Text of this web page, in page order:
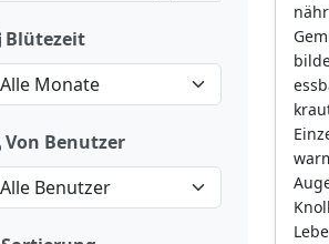
die Fruchtfarbe)
dunkler Basalfleck
dunkleres Auge
gelb(216)
Blütezeit
Von Benutzer